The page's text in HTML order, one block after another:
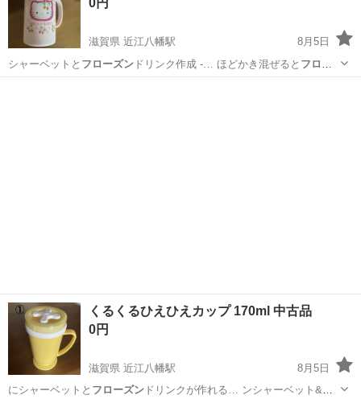
0円
滋賀県 近江八幡駅
8月5日
シャーベットと フローズンドリンク作成 -… ほどかき混ぜると フロー
ズン
状になります …
くるくるひえひえカップ 170ml 中古品
0円
滋賀県 近江八幡駅
8月5日
にシャーベットと フローズンドリンクが作れる… ンシャーベット&フ